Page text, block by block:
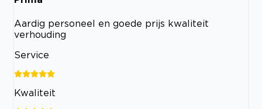
Aardig personeel en goede prijs kwaliteit
verhouding
Service
Kwaliteit